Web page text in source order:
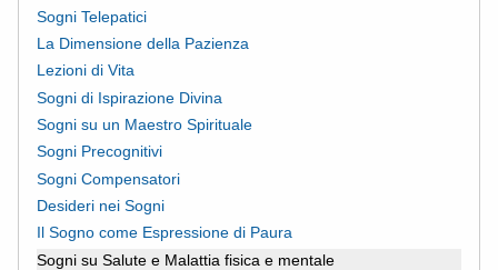
Sogni Telepatici
La Dimensione della Pazienza
Lezioni di Vita
Sogni di Ispirazione Divina
Sogni su un Maestro Spirituale
Sogni Precognitivi
Sogni Compensatori
Desideri nei Sogni
Il Sogno come Espressione di Paura
Sogni su Salute e Malattia fisica e mentale